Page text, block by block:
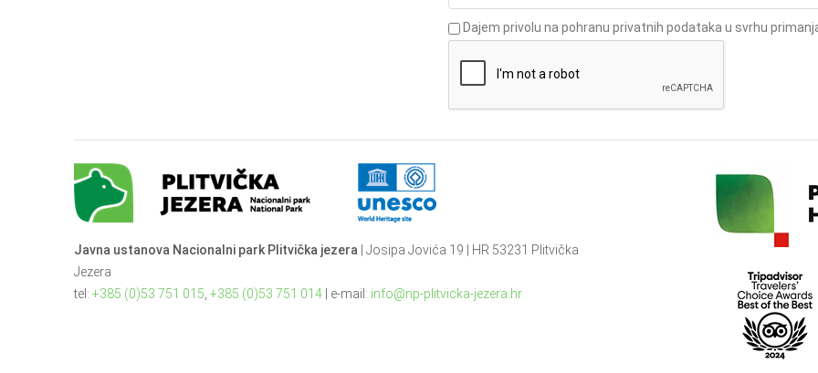
Dajem privolu na pohranu privatnih podataka u svrhu
Javna ustanova Nacionalni park Plitvička jezera| Josipa Jovića 19 | HR 53231 Plitvička
Jezera
tel: +385 (0)53 751 015, +385 (0)53 751 014| e-mail: info@np-plitvicka-jezera.hr